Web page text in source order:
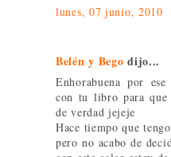
lunes, 07 junio, 2010
Belén y Bego dijo...
Enhorabuena por
con tu libro para que
de verdad jejeje
Hace tiempo que
pero no acabo de